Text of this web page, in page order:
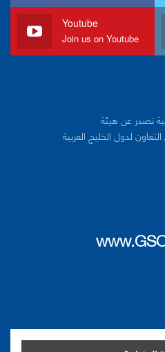
Youtube
Join us on Youtube
تصدر عن هيئة
لدول الخليج العربية